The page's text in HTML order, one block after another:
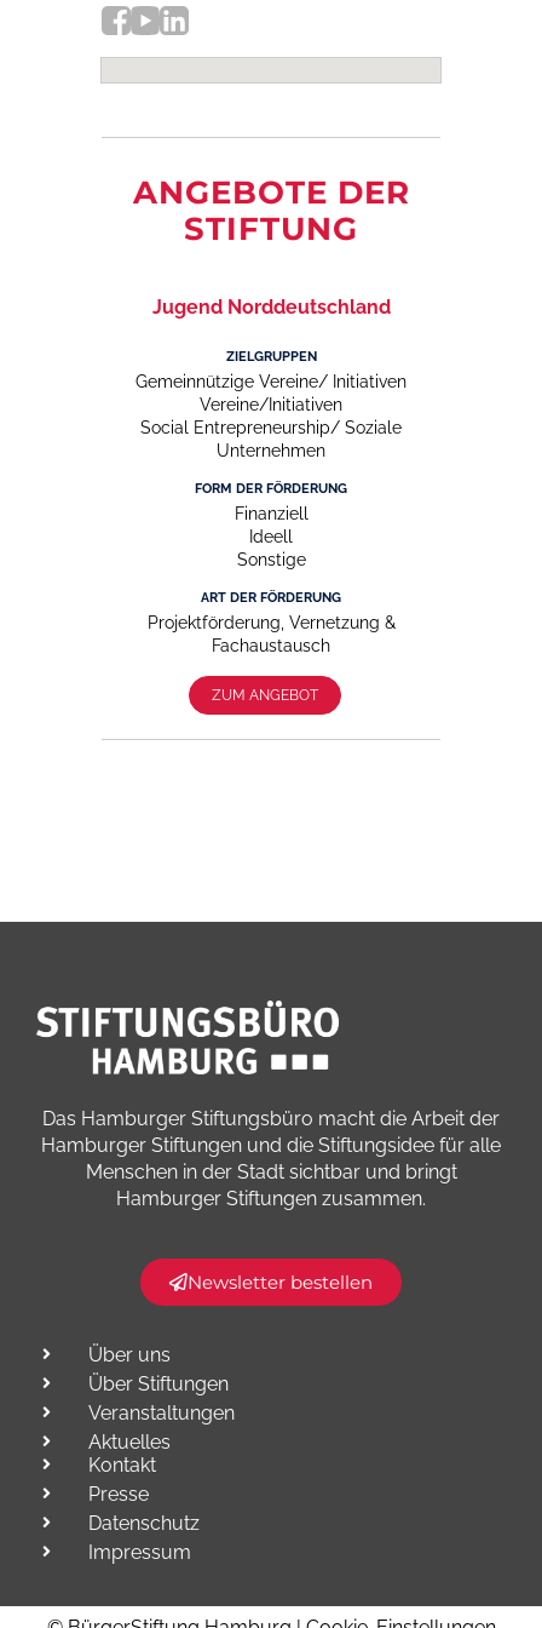
Chancen auf ein Leben auf
fördert die Stiftung
emotionaler Fähigkeiten;
Berufsqualifizierung; Integration &
Partizipation.
ANGEBOTE DER
STIFTUNG
Jugend Norddeutschland
ZIELGRUPPEN
Gemeinnützige Vereine/ Initiativen
Vereine/Initiativen
Social Entrepreneurship/ Soziale
Unternehmen
FORM DER FÖRDERUNG
Finanziell
Ideell
Sonstige
ART DER FÖRDERUNG
Projektförderung, Vernetzung &
Fachaustausch
ZUM ANGEBOT
Das Hamburger Stiftungsbüro macht die Arbeit der
Hamburger Stiftungen und die Stiftungsidee für alle
Menschen in der Stadt sichtbar und bringt
Hamburger Stiftungen zusammen.​
Newsletter bestellen
Über uns
Über Stiftungen
Veranstaltungen
Aktuelles
Kontakt
Presse
Datenschutz
Impressum